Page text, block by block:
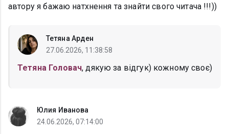
автору я бажаю натхнення та знайти свого читача !!!))
Тетяна Арден
27.06.2026, 11:38:58
Тетяна Головач, дякую за відгук) кожному своє)
Юлия Иванова
24.06.2026, 07:14:00